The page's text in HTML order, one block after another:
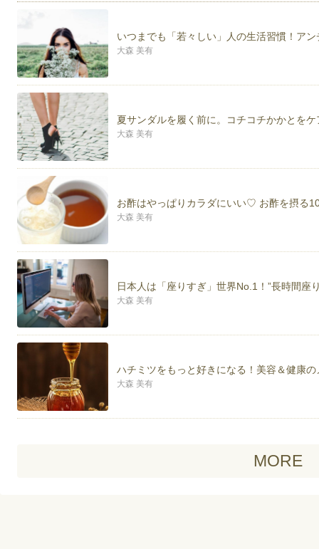
いつまでも「若々しい」人の生活習慣！ア
大森 美有
夏サンダルを履く前に。コチコチかかとを
大森 美有
お酢はやっぱりカラダにいい♡ お酢を摂る
大森 美有
日本人は「座りすぎ」世界No.1！”長時間座
大森 美有
ハチミツをもっと好きになる！美容＆健康
大森 美有
MORE